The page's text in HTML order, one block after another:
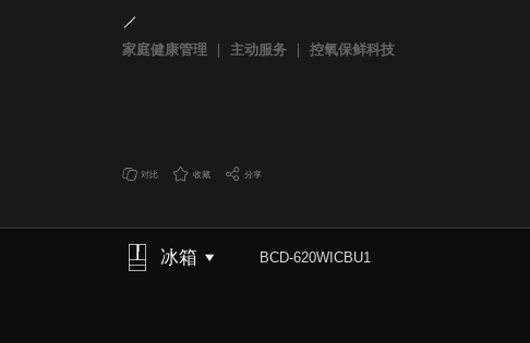
家庭健康管理 主动服务 控氧保鲜科技
对比 收藏 分享
冰箱 BCD-620WICBU1